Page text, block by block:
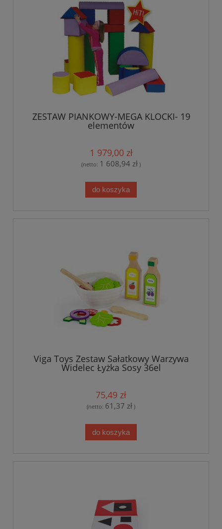
ZESTAW PIANKOWY-MEGA KLOCKI- 19
elementów
1 979,00 zł
(netto: 1 608,94 zł )
do koszyka
Viga Toys Zestaw Sałatkowy Warzywa
Widelec Łyżka Sosy 36el
75,49 zł
(netto: 61,37 zł )
do koszyka